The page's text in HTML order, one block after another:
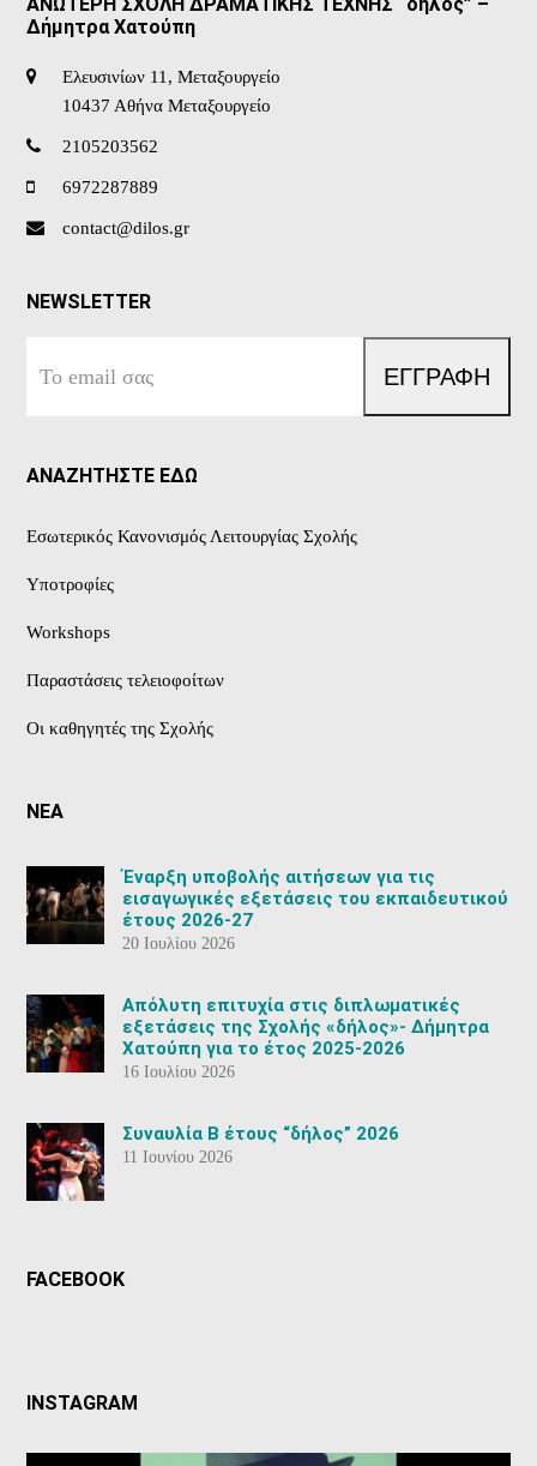
Δήμητρα Χατούπη
Ελευσινίων 11, Μεταξουργείο
10437 Αθήνα Μεταξουργείο
2105203562
6972287889
contact@dilos.gr
NEWSLETTER
email
ΕΓΓΡΑΦΗ
ΑΝΑΖΗΤΗΣΤΕ ΕΔΩ
Εσωτερικός Κανονισμός Λειτουργίας Σχολής
Υποτροφίες
Workshops
Παραστάσεις τελειοφοίτων
Οι καθηγητές της Σχολής
ΝΕΑ
Έναρξη υποβολής αιτήσεων για τις
εισαγωγικές εξετάσεις του εκπαιδευτικού
έτους 2026-27
20 Ιουλίου 2026
Aπόλυτη επιτυχία στις διπλωματικές
εξετάσεις της Σχολής «δήλος»- Δήμητρα
Χατούπη για το έτος 2025-2026
16 Ιουλίου 2026
Συναυλία Β έτους “δήλος” 2026
11 Ιουνίου 2026
FACEBOOK
INSTAGRAM